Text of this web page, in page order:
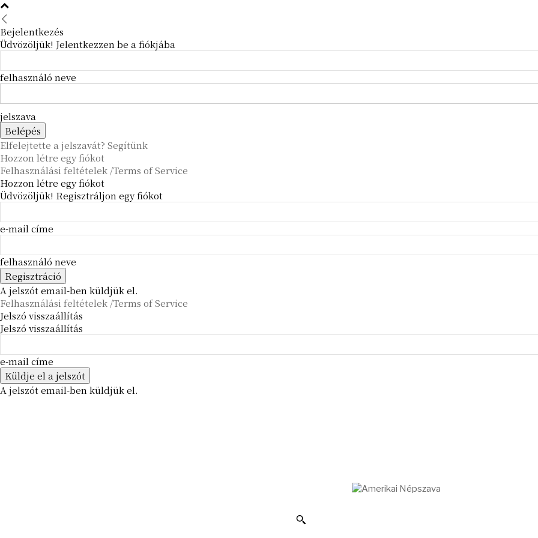
Bejelentkezés
Üdvözöljük! Jelentkezzen be a fiókjába
felhasználó neve
jelszava
Elfelejtette a jelszavát? Segítünk
Hozzon létre egy fiókot
Felhasználási feltételek /Terms of Service
Hozzon létre egy fiókot
Üdvözöljük! Regisztráljon egy fiókot
e-mail címe
felhasználó neve
A jelszót email-ben küldjük el.
Felhasználási feltételek /Terms of Service
Jelszó visszaállítás
Jelszó visszaállítás
e-mail címe
A jelszót email-ben küldjük el.